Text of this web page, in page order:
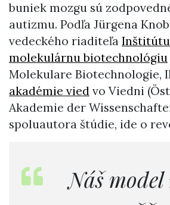
buniek mozgu sú
autizmu. Podľa Jürgena
vedeckého riaditeľa
molekulárnu biotechnológiu
Molekulare Biotechnologie,
akadémie vied vo Viedni
Akademie der
spoluautora štúdie, ide o
Náš